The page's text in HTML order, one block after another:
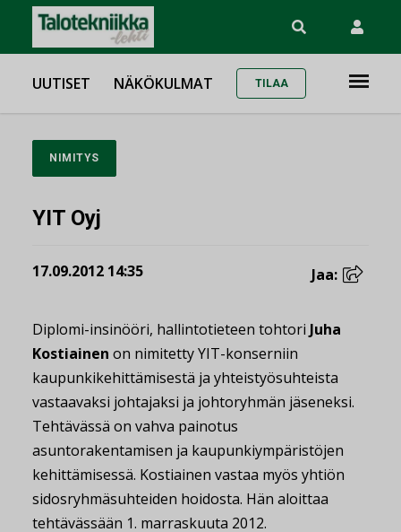
UUTISET NÄKÖKULMAT TILAA
NIMITYS
YIT Oyj
17.09.2012 14:35 Jaa:
Diplomi-insinööri, hallintotieteen tohtori Juha
Kostiainen on nimitetty YIT-konserniin
kaupunkikehittämisestä ja yhteistyösuhteista
vastaavaksi johtajaksi ja johtoryhmän jäseneksi.
Tehtävässä on vahva painotus
asuntorakentamisen ja kaupunkiympäristöjen
kehittämisessä. Kostiainen vastaa myös yhtiön
sidosryhmäsuhteiden hoidosta. Hän aloittaa
tehtävässään 1. marraskuuta 2012.